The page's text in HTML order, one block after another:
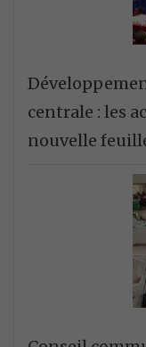
centrale : les
nouvelle